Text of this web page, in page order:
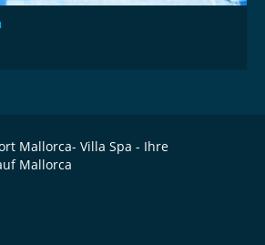
Mallorca- Villa Spa - Ihre
Mallorca